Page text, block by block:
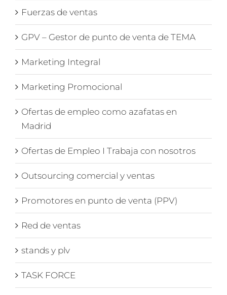
Fuerzas de ventas
GPV – Gestor de punto de venta de TEMA
Marketing Integral
Marketing Promocional
Ofertas de empleo como azafatas en
Madrid
Ofertas de Empleo I Trabaja con nosotros
Outsourcing comercial y ventas
Promotores en punto de venta (PPV)
Red de ventas
stands y plv
TASK FORCE